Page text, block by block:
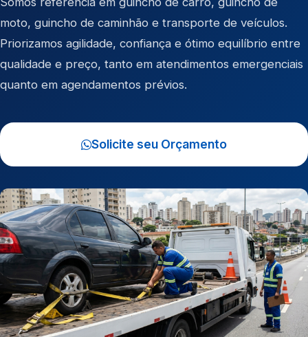
moto, guincho de caminhão e transporte de veículos.
Priorizamos agilidade, confiança e ótimo equilíbrio entre
qualidade e preço, tanto em atendimentos emergenciais
quanto em agendamentos prévios.
Solicite seu Orçamento